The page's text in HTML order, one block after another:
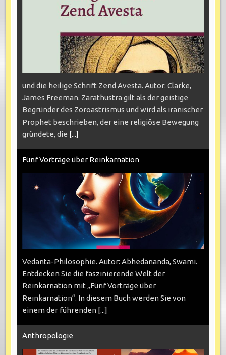
und die heilige Schrift Zend Avesta. Autor: Clarke,
James Freeman. Zarathustra gilt als der geistige
Begründer des Zoroastrismus und wird als iranischer
Prophet beschrieben, der eine religiöse Bewegung
gründete, die [...]
Fünf Vorträge über Reinkarnation
Vedanta-Philosophie. Autor: Abhedananda, Swami.
Entdecken Sie die faszinierende Welt der
Reinkarnation mit „Fünf Vorträge über
Reinkarnation“. In diesem Buch werden Sie von
einem der führenden [...]
Anthropologie